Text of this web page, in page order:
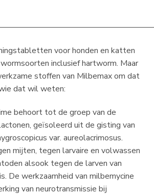
voor honden en katten
inclusief hartworm. Maar
stoffen van Milbemax om dat
dat wil weten:
behoort tot de groep van de
geïsoleerd uit de gisting van
var. aureolacrimosus.
mijten, tegen larvaire en volwassen
alsook tegen de larven van
De werkzaamheid van milbemycine
van neurotransmissie bij